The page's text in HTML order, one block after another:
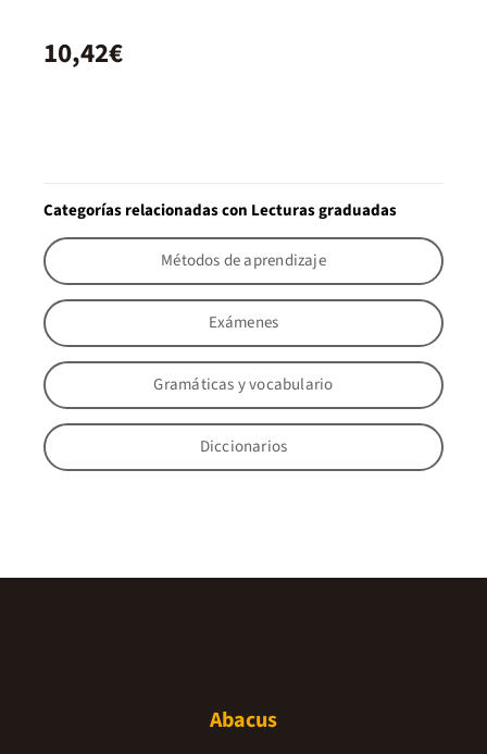
10,42€
Categorías relacionadas con Lecturas graduadas
Métodos de aprendizaje
Exámenes
Gramáticas y vocabulario
Diccionarios
Abacus